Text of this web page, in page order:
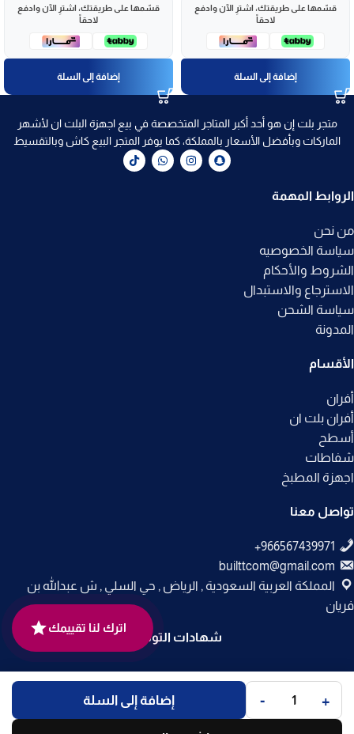
قسّمها على طريقتك، اشترِ الآن وادفع
لاحقاً
إضافة إلى السلة
قسّمها على طريقتك، اشترِ الآن وادفع
لاحقاً
إضافة إلى السلة
متجر بلت إن هو أحد أكبر المتاجر المتخصصة في بيع اجهزة البلت ان لأشهر
الماركات وبأفضل الأسعار بالمملكة، كما يوفر المتجر البيع كاش وبالتقسيط
الروابط المهمة
من نحن
سياسة الخصوصيه
الشروط والأحكام
الاسترجاع والاستبدال
سياسة الشحن
المدونة
الأقسام
أفران
أفران بلت ان
أسطح
شفاطات
اجهزة المطبخ
تواصل معنا
builttcom@gmail.com
المملكة العربية السعودية , الرياض , حي السلي , ش عبدالله بن
فريان
شهادات التوثيق
جميع الحقوق محفوظة لـمتجر بلت إن© 2025.
تم التطوير بواسطةCode Times
. +
- إضافة إلى السلة
اترك لنا تقييمك